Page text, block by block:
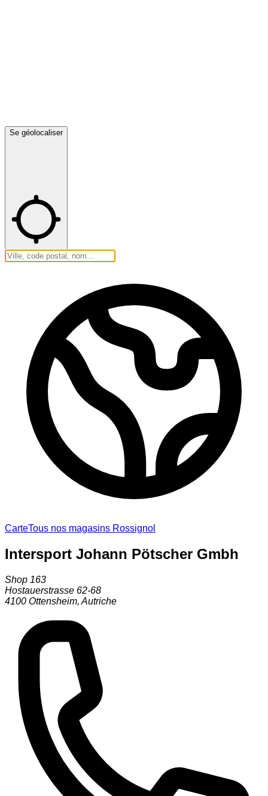
Se géolocaliser
CarteTous nos magasins Rossignol
Intersport Johann Pötscher Gmbh
Shop 163
Hostauerstrasse 62-68
4100 Ottensheim, Autriche